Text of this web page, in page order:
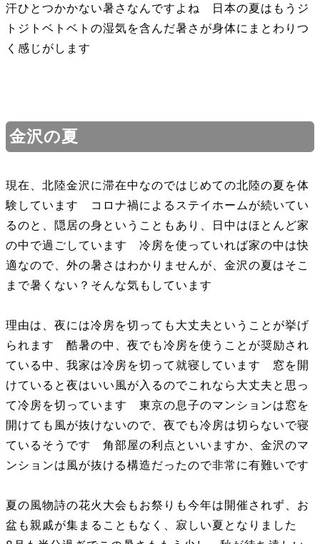
汗ひとつかかない暑さなんですよね 日本の夏はもうジ
トジトベトベトの湿気を含んだ暑さが身体にまとわりつ
く感じがします
金沢の夏
現在、北陸金沢に滞在中なのではじめての北陸の夏を体
験しています コロナ禍によるステイホームが続いてい
るのと、隠居の身ということもあり、日中はほとんど家
の中で過ごしています 冷房を使っていれば家の中は快
適なので、外の暑さはわかりませんが、金沢の夏はそこ
まで暑くない？そんな気もしています
理由は、夜には冷房を切っても大丈夫ということが挙げ
られます 酷暑の中、夜でも冷房を使うことが奨励され
ている中、我家は冷房を切って就寝しています 窓を開
けていると夜はいい風が入るのでこれなら大丈夫と思っ
て冷房を切っています 東京の息子のマンションは窓を
開けても風が抜けないので、夜でも冷房は切らないで寝
ているそうです 角部屋の利点といいますか、金沢のマ
ンションは風が抜ける構造だったので非常に有難いです
夏の風物詩の花火大会もお祭りも今年は開催されず、お
盆も親戚が集まることもなく、寂しい夏となりました